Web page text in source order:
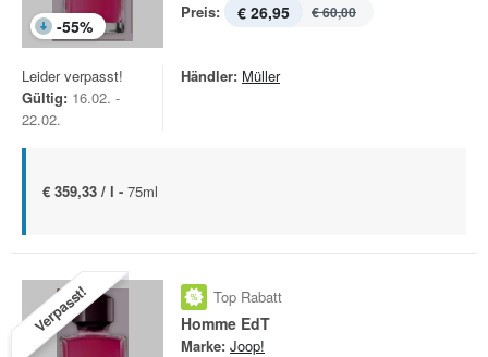
-55%
Preis: € 26,95 € 60,00
Leider verpasst!
Gültig: 16.02. -
22.02.
Händler: Müller
€ 359,33 / l - 75ml
Verpasst! Top Rabatt
Homme EdT
Marke: Joop!